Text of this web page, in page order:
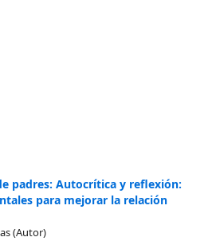
padres: Autocrítica y reflexión:
para mejorar la relación
(Autor)